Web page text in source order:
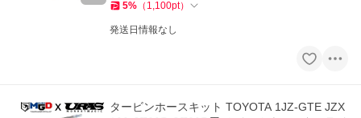
5% （ 1,100pt）
発送日情報なし
タービンホースキット TOYOTA 1JZ-GTE JZX